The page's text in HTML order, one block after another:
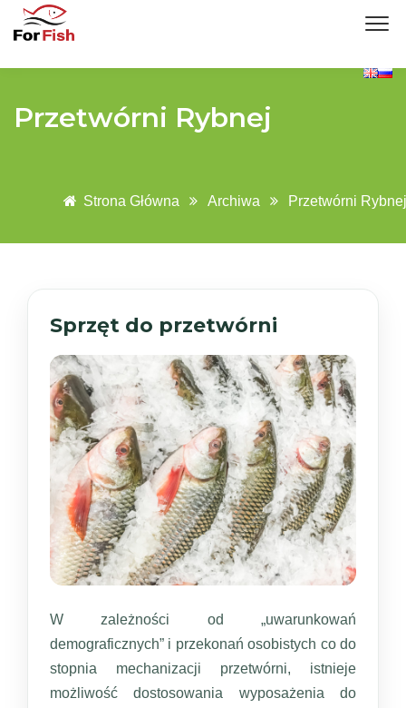
Przetwórni Rybnej
Strona Główna Archiwa Przetwórni Rybnej
Sprzęt do przetwórni
W zależności od „uwarunkowań
demograficznych” i przekonań osobistych co do
stopnia mechanizacji przetwórni, istnieje
możliwość dostosowania wyposażenia do